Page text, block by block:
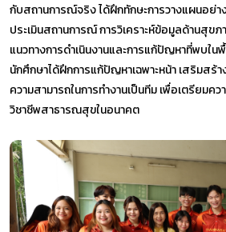
กับสถานการณ์จริง ได้ฝึกทักษะการวางแผนอย่า
ประเมินสถานการณ์ การวิเคราะห์ข้อมูลด้านสุข
แนวทางการดำเนินงานและการแก้ปัญหาที่พบใ
นักศึกษาได้ฝึกการแก้ปัญหาเฉพาะหน้า เสริมสร้
ความสามารถในการทำงานเป็นทีม เพื่อเตรียมค
วิชาชีพสาธารณสุขในอนาคต